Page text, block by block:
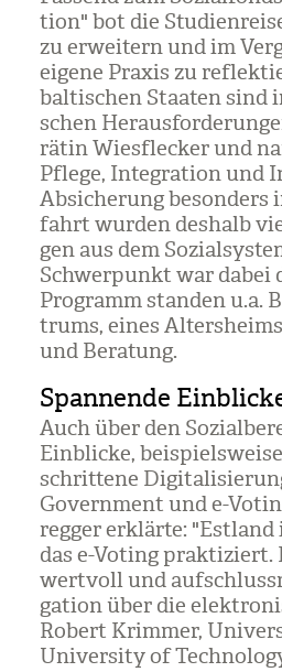
tion" bot die
zu erwei­tern und im
eigene Pra­xis zu
bal­ti­schen Staa­ten sind
schen
rä­tin Wies­fle­cker und
Pflege, Inte­gra­tion und
Absi­che­rung beson­ders
fahrt wur­den des­halb
gen aus dem
Schwer­punkt war dabei
Pro­gramm stan­den u.a.
trums, eines
und Bera­tung.
Spannende
Auch über den
Ein­bli­cke,
schrit­tene
Govern­ment und e-
reg­ger erklärte: "Est­land
das e-Voting
wert­voll und
ga­tion über die
Robert Krim­mer,
Uni­ver­sity of